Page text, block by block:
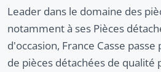
Leader dans le domaine des
notamment à ses Pièces
d'occasion, France Casse
de pièces détachées de qualité